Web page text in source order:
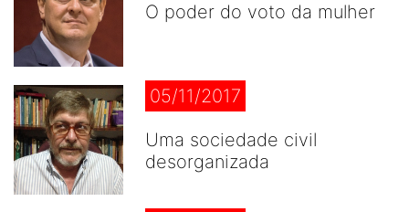
O poder do voto da mulher
05/11/2017
Uma sociedade civil
desorganizada